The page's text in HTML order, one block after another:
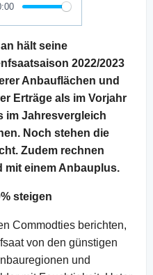
hält seine
2022/2023
Anbauflächen und
Erträge als im Vorjahr
im Jahresvergleich
Noch stehen die
Zudem rechnen
mit einem Anbauplus.
steigen
Commodties berichten,
von den günstigen
und